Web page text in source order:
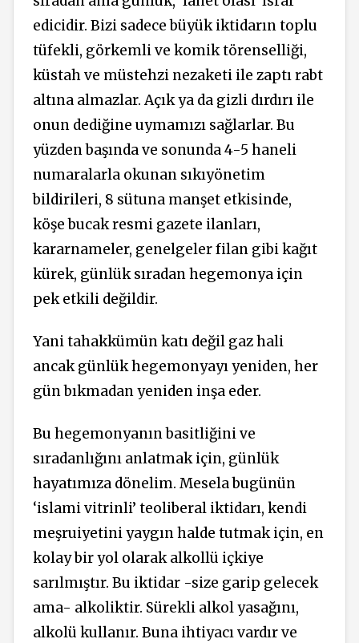
edicidir. Bizi sadece büyük iktidarın toplu
tüfekli, görkemli ve komik törenselliği,
küstah ve müstehzi nezaketi ile zaptı rabt
altına almazlar. Açık ya da gizli dırdırı ile
onun dediğine uymamızı sağlarlar. Bu
yüzden başında ve sonunda 4-5 haneli
numaralarla okunan sıkıyönetim
bildirileri, 8 sütuna manşet etkisinde,
köşe bucak resmi gazete ilanları,
kararnameler, genelgeler filan gibi kağıt
kürek, günlük sıradan hegemonya için
pek etkili değildir.
Yani tahakkümün katı değil gaz hali
ancak günlük hegemonyayı yeniden, her
gün bıkmadan yeniden inşa eder.
Bu hegemonyanın basitliğini ve
sıradanlığını anlatmak için, günlük
hayatımıza dönelim. Mesela bugünün
‘islami vitrinli’ teoliberal iktidarı, kendi
meşruiyetini yaygın halde tutmak için, en
kolay bir yol olarak alkollü içkiye
sarılmıştır. Bu iktidar -size garip gelecek
ama- alkoliktir. Sürekli alkol yasağını,
alkolü kullanır. Buna ihtiyacı vardır ve